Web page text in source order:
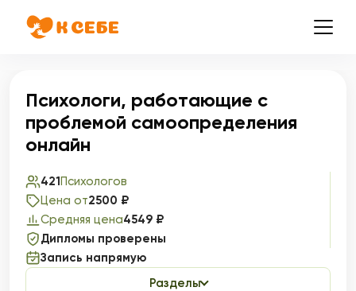
Психологи, работающие с
проблемой самоопределения
онлайн
421Психологов
Цена от2500 ₽
Средняя цена4549 ₽
Дипломы проверены
Запись напрямую
Разделы